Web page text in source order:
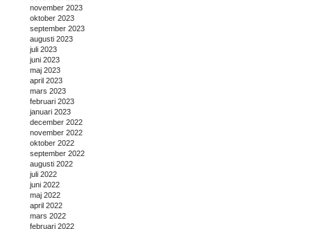
november 2023
oktober 2023
september 2023
augusti 2023
juli 2023
juni 2023
maj 2023
april 2023
mars 2023
februari 2023
januari 2023
december 2022
november 2022
oktober 2022
september 2022
augusti 2022
juli 2022
juni 2022
maj 2022
april 2022
mars 2022
februari 2022